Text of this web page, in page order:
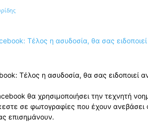
Κοινοποίηση
Τέλος η ασυδοσία, θα σας ειδοποιεί
θα χρησιμοποιήσει την τεχνητή
σε φωτογραφίες που έχουν ανεβάσει
επισημάνουν.